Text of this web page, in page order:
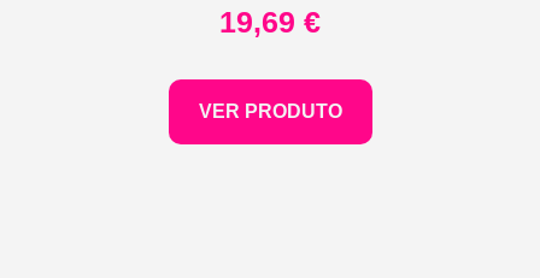
19,69 €
VER PRODUTO